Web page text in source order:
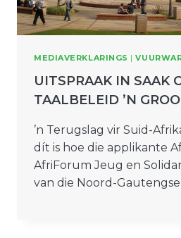
MEDIAVERKLARINGS |
UITSPRAAK IN SAAK
TAALBELEID ’N
’n Terugslag vir Suid-
dít is hoe die applikante
AfriForum Jeug en
van die Noord-